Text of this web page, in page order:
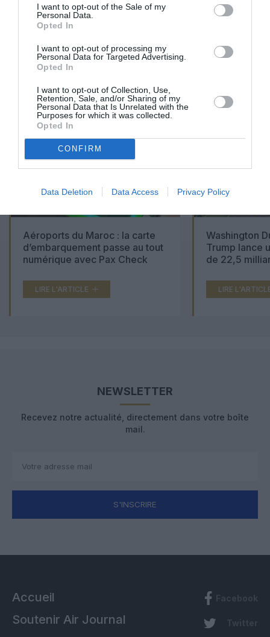
I want to opt-out of the Sale of my
Personal Data.
Opted In
I want to opt-out of processing my
Personal Data for Targeted Advertising.
Opted In
I want to opt-out of Collection, Use,
Retention, Sale, and/or Sharing of my
Personal Data that Is Unrelated with the
Purposes for which it was collected.
Opted In
CONFIRM
Data Deletion Data Access Privacy Policy
CONSULTÉS DU MOIS
Aéroports du Maroc : la carte
d’embarquement passe au tout
numérique avec Pax Check
LIRE L'ARTICLE
Washington
Trump lance
de 22,5
LIRE
NEWSLETTER
Recevez notre actualité, directement dans votre boîte
mail.
S'INSCRIRE
Accueil
Soutenir Air Journal